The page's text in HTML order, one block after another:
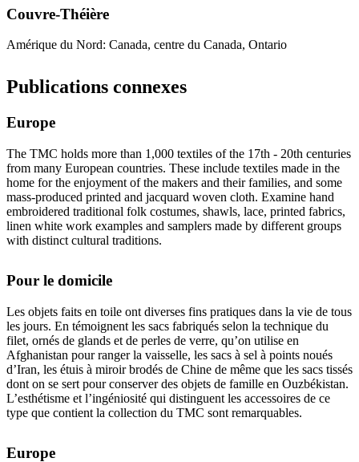
Couvre-Théière
Amérique du Nord: Canada, centre du Canada, Ontario
Publications connexes
Europe
The TMC holds more than 1,000 textiles of the 17th - 20th centuries
from many European countries. These include textiles made in the
home for the enjoyment of the makers and their families, and some
mass-produced printed and jacquard woven cloth. Examine hand
embroidered traditional folk costumes, shawls, lace, printed fabrics,
linen white work examples and samplers made by different groups
with distinct cultural traditions.
Pour le domicile
Les objets faits en toile ont diverses fins pratiques dans la vie de tous
les jours. En témoignent les sacs fabriqués selon la technique du
filet, ornés de glands et de perles de verre, qu’on utilise en
Afghanistan pour ranger la vaisselle, les sacs à sel à points noués
d’Iran, les étuis à miroir brodés de Chine de même que les sacs tissés
dont on se sert pour conserver des objets de famille en Ouzbékistan.
L’esthétisme et l’ingéniosité qui distinguent les accessoires de ce
type que contient la collection du TMC sont remarquables.
Europe